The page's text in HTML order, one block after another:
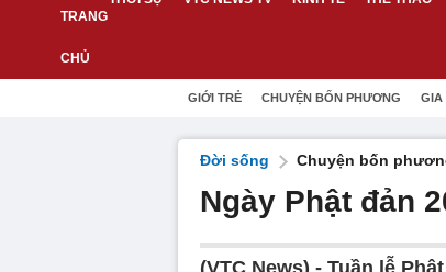
GIỚI TRẺ CHUYỆN BỐN PHƯƠNG GIA
Đời sống Chuyện bốn
Ngày Phật đản
(VTC News) - Tuần lễ